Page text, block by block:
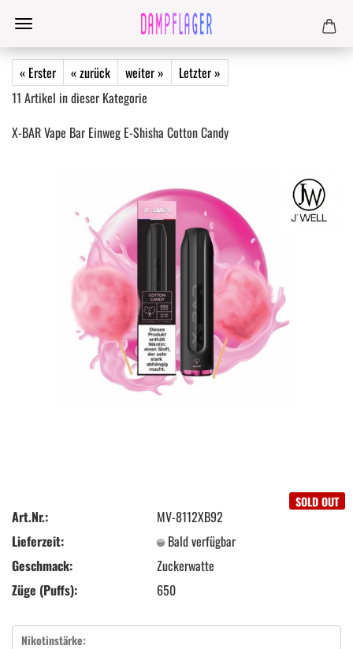
« Erster « zurück weiter »
Letzter »
11 Artikel in dieser Kategorie
X-BAR Vape Bar Einweg E-Shisha Cotton Candy
SOLD OUT
Art.Nr.:
MV-8112XB92
Lieferzeit:
Bald verfügbar
Geschmack:
Zuckerwatte
Züge (Puffs):
650
Nikotinstärke: